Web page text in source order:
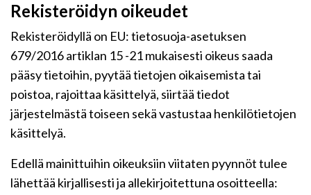
Rekisteröidyn oikeudet
Rekisteröidyllä on EU: tietosuoja-asetuksen
679/2016 artiklan 15 -21 mukaisesti oikeus saada
pääsy tietoihin, pyytää tietojen oikaisemista tai
poistoa, rajoittaa käsittelyä, siirtää tiedot
järjestelmästä toiseen sekä vastustaa henkilötietojen
käsittelyä.
Edellä mainittuihin oikeuksiin viitaten pyynnöt tulee
lähettää kirjallisesti ja allekirjoitettuna osoitteella: